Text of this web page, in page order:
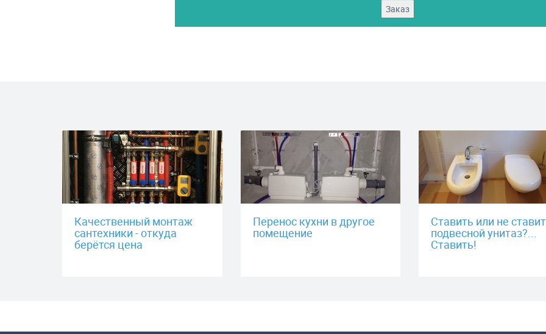
Заказ
Качественный монтаж
сантехники - откуда
берётся цена
Перенос кухни в другое
помещение
Ставить или не
подвесной унитаз?...
Ставить!